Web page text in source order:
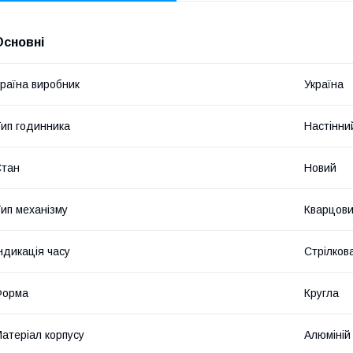
виробник Україна
годинника
Новий
механізму
часу
Кругла
корпусу Алюміній